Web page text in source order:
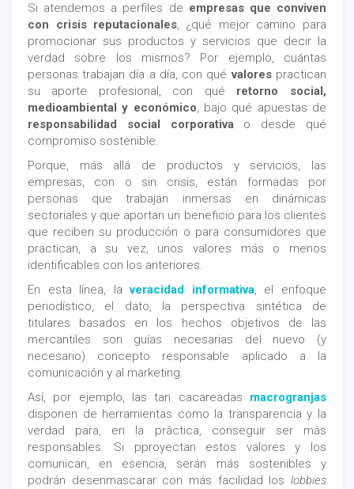
Si atendemos a perfiles de empresas que conviven
con
crisis reputacionales, ¿qué mejor camino para
promocionar sus productos y servicios que decir la
verdad sobre los mismos? Por ejemplo, cuántas
personas trabajan día a día, con quévalorespractican
su aporte profesional, con qué retorno social,
medioambiental y económico, bajo qué apuestas de
responsabilidad social corporativao desde qué
compromiso sostenible.
Porque, más allá de productos y servicios, las
empresas, con o sin crisis, están formadas por
personas que trabajan inmersas en dinámicas
sectoriales y que aportan un beneficio para los clientes
que reciben su producción o para consumidores que
practican, a su vez, unos valores más o menos
identificables con los anteriores.
En esta línea, laveracidad informativa, el enfoque
periodístico, el dato, la perspectiva sintética de
titulares basados en los hechos objetivos de las
mercantiles son guías necesarias del nuevo (y
necesario) concepto responsable aplicado a la
comunicación y al marketing.
Así, por ejemplo, las tan cacareadas macrogranjas
disponen de herramientas como la transparencia y la
verdad para, en la práctica, conseguir ser más
responsables. Si pproyectan estos valores y los
comunican, en esencia, serán más sostenibles y
podrán desenmascarar con más facilidad los lobbies